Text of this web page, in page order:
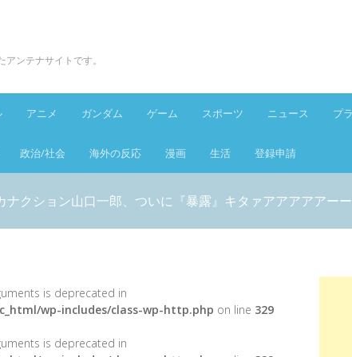
ンテナサイトです。
アニメ ガンダム ゲーム スポーツ ニュース プ
政治/社会 海外の反応 漫画 生活 登録申請
ナクション山口一郎、ついに『暴露』キタァアアアアアー
is deprecated in
wp-includes/class-wp-http.php on line 329
is deprecated in